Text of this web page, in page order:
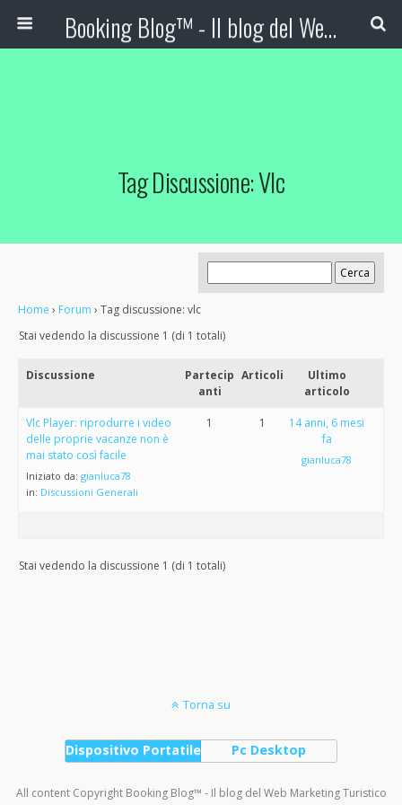
Booking Blog™ - Il blog del Web Marketing Turistico
Tag Discussione: Vlc
Home › Forum › Tag discussione: vlc
Stai vedendo la discussione 1 (di 1 totali)
Discussione
Partecip
anti
Articoli
Ultimo
articolo
Vlc Player: riprodurre i video
delle proprie vacanze non è
mai stato così facile
Iniziato da: gianluca78
in: Discussioni Generali
1 1
14 anni, 6 mesi
fa
gianluca78
Stai vedendo la discussione 1 (di 1 totali)
Torna su
Dispositivo Portatile Pc Desktop
All content Copyright Booking Blog™ - Il blog del Web Marketing Turistico